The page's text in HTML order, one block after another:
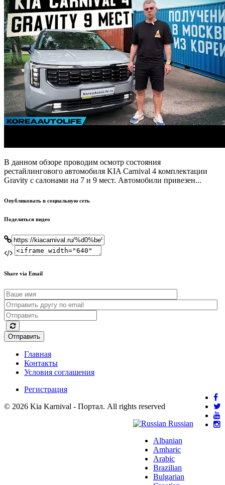
В данном обзоре проводим осмотр состояния
рестайлингового автомобиля KIA Carnival 4 комплектации
Gravity с салонами на 7 и 9 мест. Автомобили привезен...
Опубликовать в социальную сеть
Поделиться видео
Share via Email
Отправить
Главная
Контакты
Условия соглашения
Регистрация
© 2026 Kia Karnival - Портал. All rights reserved
Russian
Albanian
Amharic
Arabic
Brazilian
Bulgarian